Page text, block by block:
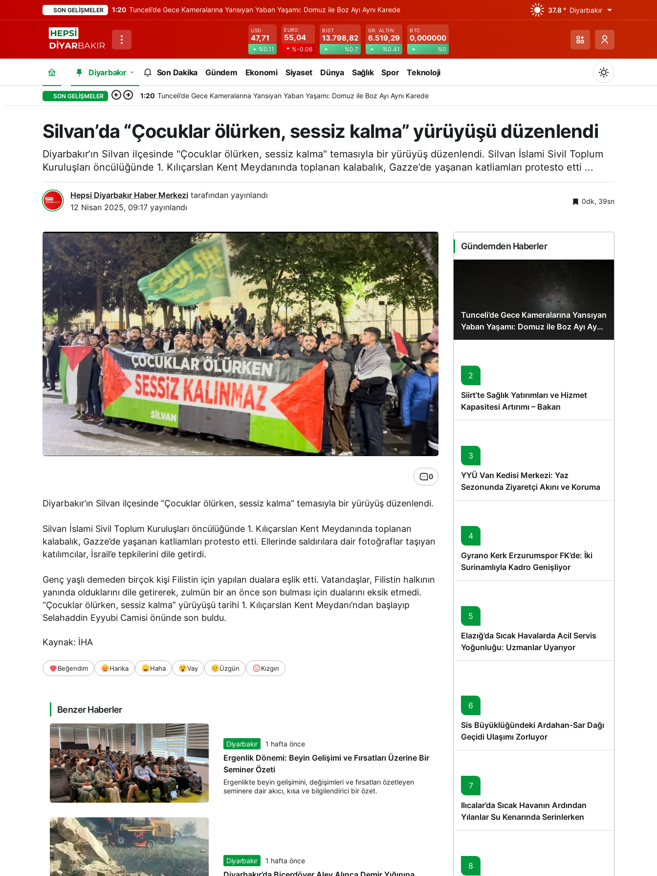
SON GELIŞMELER 1:20 Tunceli’de Gece Kameralarına Yansıyan Yaban Yaşamı: Domuz ile Boz Ayı Aynı Karede 37.8 ° Diyarbakır
USD
47,71
%0.11
EURO
55,04
%-0.06
BIST
13.798,82
%0.7
GR. ALTIN
6.519,29
%0.41
BTC
0,000000
%0
Diyarbakır Son Dakika Gündem Ekonomi Siyaset Dünya Sağlık Spor Teknoloji
Gündüz Modu
Gündüz modunu seçin.
SON GELIŞMELER 1:20 Tunceli’de Gece Kameralarına Yansıyan Yaban Yaşamı: Domuz ile Boz Ayı Aynı Karede
Silvan’da “Çocuklar ölürken, sessiz kalma” yürüyüşü düzenlendi
Diyarbakır’ın Silvan ilçesinde "Çocuklar ölürken, sessiz kalma" temasıyla bir yürüyüş düzenlendi. Silvan İslami Sivil Toplum
Kuruluşları öncülüğünde 1. Kılıçarslan Kent Meydanında toplanan kalabalık, Gazze’de yaşanan katliamları protesto etti ...
Hepsi Diyarbakır Haber Merkezi tarafından yayınlandı
12 Nisan 2025, 09:17 yayınlandı
0dk, 39sn
0
Diyarbakır’ın Silvan ilçesinde “Çocuklar ölürken, sessiz kalma” temasıyla bir yürüyüş düzenlendi.
Silvan İslami Sivil Toplum Kuruluşları öncülüğünde 1. Kılıçarslan Kent Meydanında toplanan
kalabalık, Gazze’de yaşanan katliamları protesto etti. Ellerinde saldırılara dair fotoğraflar taşıyan
katılımcılar, İsrail’e tepkilerini dile getirdi.
Genç yaşlı demeden birçok kişi Filistin için yapılan dualara eşlik etti. Vatandaşlar, Filistin halkının
yanında olduklarını dile getirerek, zulmün bir an önce son bulması için dualarını eksik etmedi.
“Çocuklar ölürken, sessiz kalma” yürüyüşü tarihi 1. Kılıçarslan Kent Meydanı’ndan başlayıp
Selahaddin Eyyubi Camisi önünde son buldu.
Kaynak: İHA
Beğendim Harika Haha Vay Üzgün Kızgın
Benzer Haberler
Diyarbakır 1 hafta önce
Ergenlik Dönemi: Beyin Gelişimi ve Fırsatları Üzerine Bir
Seminer Özeti
Ergenlikte beyin gelişimini, değişimleri ve fırsatları özetleyen
seminere dair akıcı, kısa ve bilgilendirici bir özet.
Diyarbakır 1 hafta önce
Gündemden Haberler
Tunceli’de Gece Kameralarına Yansıyan
Yaban Yaşamı: Domuz ile Boz Ayı Aynı
Karede
2
Siirt’te Sağlık Yatırımları ve Hizmet
Kapasitesi Artırımı – Bakan
Memişoğlu’nun Ziyareti
3
YYÜ Van Kedisi Merkezi: Yaz
Sezonunda Ziyaretçi Akını ve Koruma
Vurgusu
4
Gyrano Kerk Erzurumspor FK’de: İki
Surinamlıyla Kadro Genişliyor
5
Elazığ’da Sıcak Havalarda Acil Servis
Yoğunluğu: Uzmanlar Uyarıyor
6
Sis Büyüklüğündeki Ardahan-Sar Dağı
Geçidi Ulaşımı Zorluyor
7
Ilıcalar’da Sıcak Havanın Ardından
Yılanlar Su Kenarında Serinlerken
Görüntülendi
8